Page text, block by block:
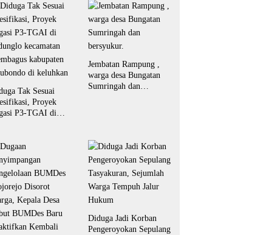
Tak Sesuai
Proyek
P3-TGAI di
di keluhkan
Jembatan Rampung ,
warga desa Bungatan
Sumringah dan
Diduga Jadi Korban
Pengeroyokan Sepulang